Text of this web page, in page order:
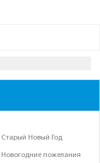
Старый Новый Год
Новогодние пожелания